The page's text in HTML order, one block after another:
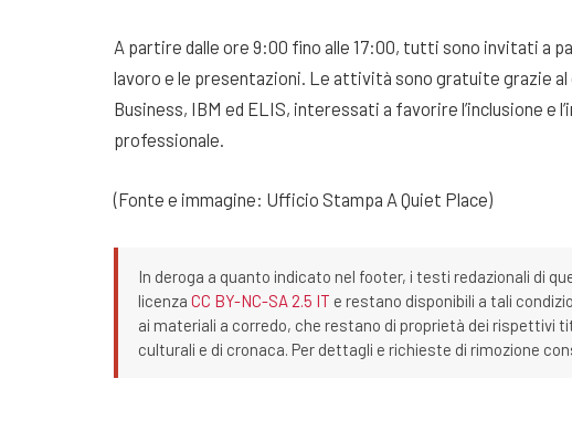
A partire dalle ore 9:00 fino alle 17:00, tutti sono invitati a
lavoro e le presentazioni. Le attività sono gratuite grazie
Business, IBM ed ELIS, interessati a favorire l’inclusione e
professionale.
(Fonte e immagine: Ufficio Stampa A Quiet Place)
In deroga a quanto indicato nel footer, i testi redazionali di
licenza CC BY-NC-SA 2.5 IT e restano disponibili a tali
ai materiali a corredo, che restano di proprietà dei rispettivi
culturali e di cronaca. Per dettagli e richieste di rimozione